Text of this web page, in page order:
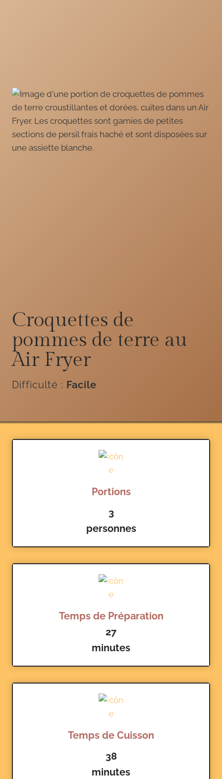
Croquettes de
pommes de terre au
Air Fryer
Difficulté : Facile
Portions
3
personnes
Temps de Préparation
27
minutes
Temps de Cuisson
38
minutes